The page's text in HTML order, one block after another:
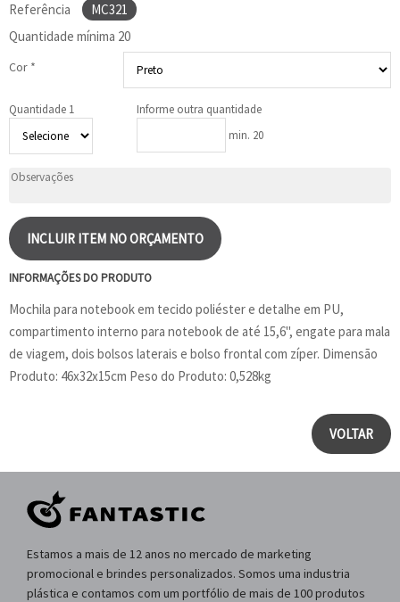
Referência
MC321
Quantidade mínima 20
Cor *
Quantidade 1
Informe outra quantidade
min. 20
INCLUIR ITEM NO ORÇAMENTO
INFORMAÇÕES DO PRODUTO
Mochila para notebook em tecido poliéster e detalhe em PU,
compartimento interno para notebook de até 15,6", engate para mala
de viagem, dois bolsos laterais e bolso frontal com zíper. Dimensão
Produto: 46x32x15cm Peso do Produto: 0,528kg
VOLTAR
Estamos a mais de 12 anos no mercado de marketing
promocional e brindes personalizados. Somos uma industria
plástica e contamos com um portfólio de mais de 100 produtos